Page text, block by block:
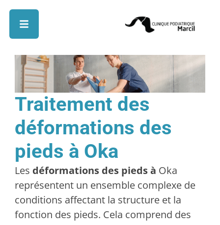
Traitement des
déformations des
pieds à Oka
Les déformations des pieds à Oka
représentent un ensemble complexe de
conditions affectant la structure et la
fonction des pieds. Cela comprend des